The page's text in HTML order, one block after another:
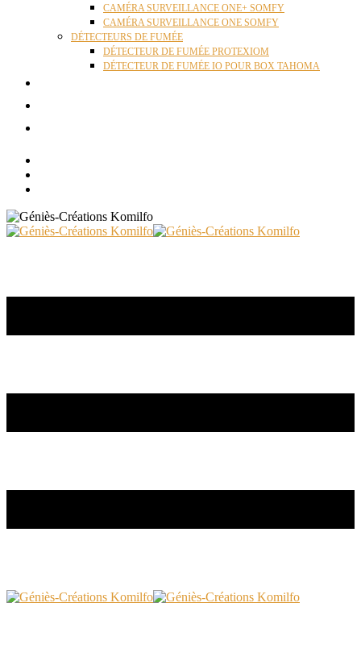
CAMÉRA SURVEILLANCE ONE+ SOMFY
CAMÉRA SURVEILLANCE ONE SOMFY
DÉTECTEURS DE FUMÉE
DÉTECTEUR DE FUMÉE PROTEXIOM
DÉTECTEUR DE FUMÉE IO POUR BOX TAHOMA